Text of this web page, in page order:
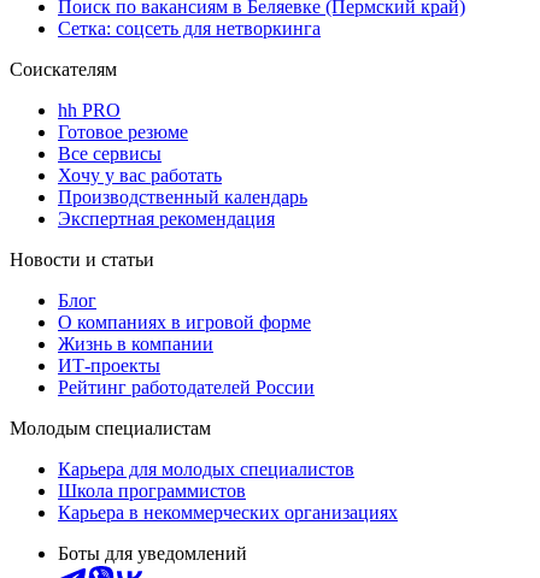
Поиск по вакансиям в Беляевке (Пермский край)
Сетка: соцсеть для нетворкинга
Соискателям
hh PRO
Готовое резюме
Все сервисы
Хочу у вас работать
Производственный календарь
Экспертная рекомендация
Новости и статьи
Блог
О компаниях в игровой форме
Жизнь в компании
ИТ-проекты
Рейтинг работодателей России
Молодым специалистам
Карьера для молодых специалистов
Школа программистов
Карьера в некоммерческих организациях
Боты для уведомлений